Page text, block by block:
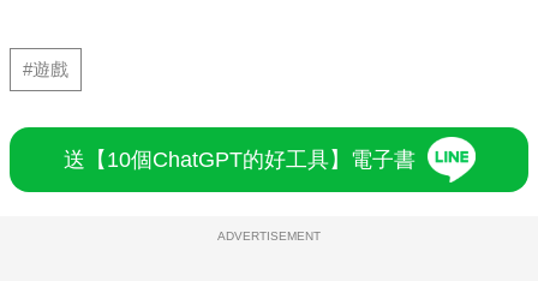
#遊戲
送【10個ChatGPT的好工具】電子書
ADVERTISEMENT